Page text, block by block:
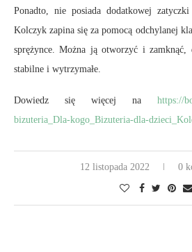
Ponadto, nie posiada dodatkowej
Kolczyk zapina się za pomocą odchylanej
sprężynce. Można ją otworzyć i zamknąć,
stabilne i wytrzymałe.
Dowiedz się więcej na https://
bizuteria_Dla-kogo_Bizuteria-dla-
12 listopada 2022 0